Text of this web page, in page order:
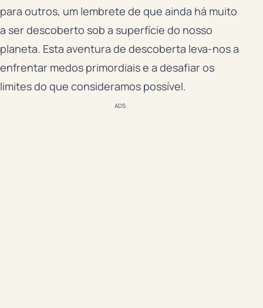
para outros, um lembrete de que ainda há muito
a ser descoberto sob a superfície do nosso
planeta. Esta aventura de descoberta leva-nos a
enfrentar medos primordiais e a desafiar os
limites do que consideramos possível.
ADS